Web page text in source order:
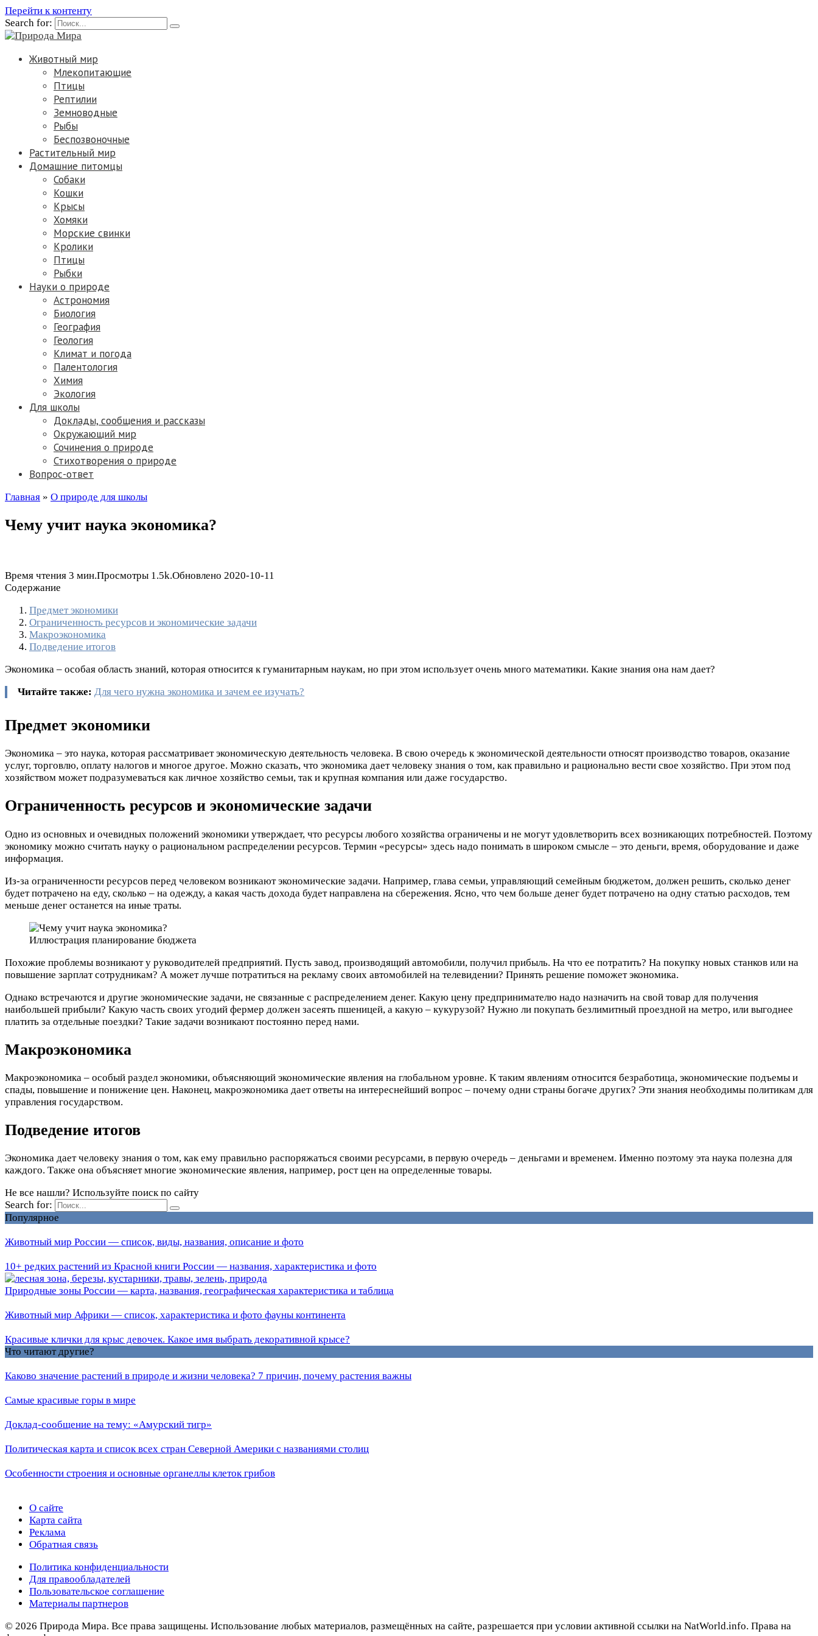
Перейти к контенту
Search for:
Животный мир
Млекопитающие
Птицы
Рептилии
Земноводные
Рыбы
Беспозвоночные
Растительный мир
Домашние питомцы
Собаки
Кошки
Крысы
Хомяки
Морские свинки
Кролики
Птицы
Рыбки
Науки о природе
Астрономия
Биология
География
Геология
Климат и погода
Палентология
Химия
Экология
Для школы
Доклады, сообщения и рассказы
Окружающий мир
Сочинения о природе
Стихотворения о природе
Вопрос-ответ
Главная » О природе для школы
Чему учит наука экономика?
Время чтения 3 мин.Просмотры 1.5k.Обновлено 2020-10-11
Содержание
Предмет экономики
Ограниченность ресурсов и экономические задачи
Макроэкономика
Подведение итогов
Экономика – особая область знаний, которая относится к гуманитарным наукам, но при этом использует очень много математики. Какие знания она нам дает?
Читайте также: Для чего нужна экономика и зачем ее изучать?
Предмет экономики
Экономика – это наука, которая рассматривает экономическую деятельность человека. В свою очередь к экономической деятельности относят производство товаров, оказание
услуг, торговлю, оплату налогов и многое другое. Можно сказать, что экономика дает человеку знания о том, как правильно и рационально вести свое хозяйство. При этом под
хозяйством может подразумеваться как личное хозяйство семьи, так и крупная компания или даже государство.
Ограниченность ресурсов и экономические задачи
Одно из основных и очевидных положений экономики утверждает, что ресурсы любого хозяйства ограничены и не могут удовлетворить всех возникающих потребностей. Поэтому
экономику можно считать науку о рациональном распределении ресурсов. Термин «ресурсы» здесь надо понимать в широком смысле – это деньги, время, оборудование и даже
информация.
Из-за ограниченности ресурсов перед человеком возникают экономические задачи. Например, глава семьи, управляющий семейным бюджетом, должен решить, сколько денег
будет потрачено на еду, сколько – на одежду, а какая часть дохода будет направлена на сбережения. Ясно, что чем больше денег будет потрачено на одну статью расходов, тем
меньше денег останется на иные траты.
Иллюстрация планирование бюджета
Похожие проблемы возникают у руководителей предприятий. Пусть завод, производящий автомобили, получил прибыль. На что ее потратить? На покупку новых станков или на
повышение зарплат сотрудникам? А может лучше потратиться на рекламу своих автомобилей на телевидении? Принять решение поможет экономика.
Однако встречаются и другие экономические задачи, не связанные с распределением денег. Какую цену предпринимателю надо назначить на свой товар для получения
наибольшей прибыли? Какую часть своих угодий фермер должен засеять пшеницей, а какую – кукурузой? Нужно ли покупать безлимитный проездной на метро, или выгоднее
платить за отдельные поездки? Такие задачи возникают постоянно перед нами.
Макроэкономика
Макроэкономика – особый раздел экономики, объясняющий экономические явления на глобальном уровне. К таким явлениям относится безработица, экономические подъемы и
спады, повышение и понижение цен. Наконец, макроэкономика дает ответы на интереснейший вопрос – почему одни страны богаче других? Эти знания необходимы политикам для
управления государством.
Подведение итогов
Экономика дает человеку знания о том, как ему правильно распоряжаться своими ресурсами, в первую очередь – деньгами и временем. Именно поэтому эта наука полезна для
каждого. Также она объясняет многие экономические явления, например, рост цен на определенные товары.
Не все нашли? Используйте поиск по сайту
Search for:
Популярное
Животный мир России — список, виды, названия, описание и фото
10+ редких растений из Красной книги России — названия, характеристика и фото
Природные зоны России — карта, названия, географическая характеристика и таблица
Животный мир Африки — список, характеристика и фото фауны континента
Красивые клички для крыс девочек. Какое имя выбрать декоративной крысе?
Что читают другие?
Каково значение растений в природе и жизни человека? 7 причин, почему растения важны
Самые красивые горы в мире
Доклад-сообщение на тему: «Амурский тигр»
Политическая карта и список всех стран Северной Америки с названиями столиц
Особенности строения и основные органеллы клеток грибов
О сайте
Карта сайта
Реклама
Обратная связь
Политика конфиденциальности
Для правообладателей
Пользовательское соглашение
Материалы партнеров
© 2026 Природа Мира. Все права защищены. Использование любых материалов, размещённых на сайте, разрешается при условии активной ссылки на NatWorld.info. Права на